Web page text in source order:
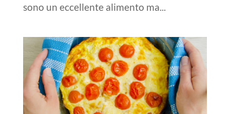
sono un eccellente alimento ma...